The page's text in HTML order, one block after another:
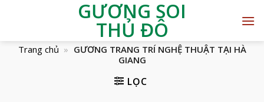
GƯƠNG SOI
THỦ ĐÔ
Trang chủ » GƯƠNG TRANG TRÍ NGHỆ THUẬT TẠI HÀ
GIANG
LỌC